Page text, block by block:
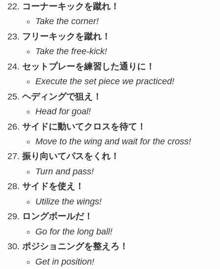
コーナーキックを蹴れ！
Take the corner!
フリーキックを蹴れ！
Take the free-kick!
セットプレーを練習した通りに！
Execute the set piece we practiced!
ヘディングで狙え！
Head for goal!
サイドに動いてクロスを待て！
Move to the wing and wait for the cross!
振り向いてパスをくれ！
Turn and pass!
サイドを使え！
Utilize the wings!
ロングボールだ！
Go for the long ball!
ポジショニングを整えろ！
Get in position!